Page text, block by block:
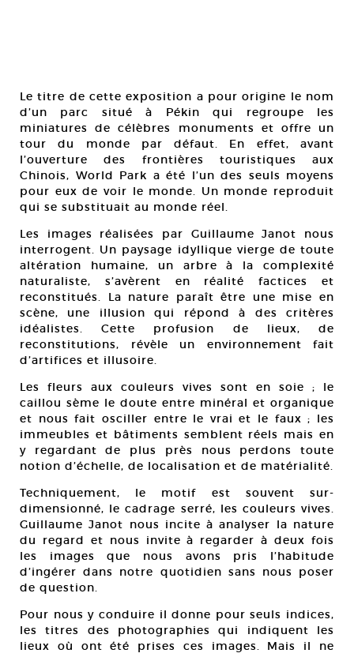
Le titre de cette exposition a pour origine le nom
d’un parc situé à Pékin qui regroupe les
miniatures de célèbres monuments et offre un
tour du monde par défaut. En effet, avant
l’ouverture des frontières touristiques aux
Chinois, World Park a été l’un des seuls moyens
pour eux de voir le monde. Un monde reproduit
qui se substituait au monde réel.
Les images réalisées par Guillaume Janot nous
interrogent. Un paysage idyllique vierge de toute
altération humaine, un arbre à la complexité
naturaliste, s’avèrent en réalité factices et
reconstitués. La nature paraît être une mise en
scène, une illusion qui répond à des critères
idéalistes. Cette profusion de lieux, de
reconstitutions, révèle un environnement fait
d’artifices et illusoire.
Les fleurs aux couleurs vives sont en soie ; le
caillou sème le doute entre minéral et organique
et nous fait osciller entre le vrai et le faux ; les
immeubles et bâtiments semblent réels mais en
y regardant de plus près nous perdons toute
notion d’échelle, de localisation et de matérialité.
Techniquement, le motif est souvent sur-
dimensionné, le cadrage serré, les couleurs vives.
Guillaume Janot nous incite à analyser la nature
du regard et nous invite à regarder à deux fois
les images que nous avons pris l’habitude
d’ingérer dans notre quotidien sans nous poser
de question.
Pour nous y conduire il donne pour seuls indices,
les titres des photographies qui indiquent les
lieux où ont été prises ces images. Mais il ne